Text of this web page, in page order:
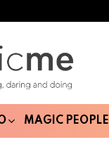
MAGIC PEOPLE